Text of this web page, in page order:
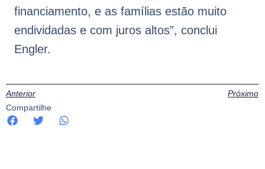
financiamento, e as famílias estão muito
endividadas e com juros altos”, conclui
Engler.
Anterior
Próximo
Compartilhe